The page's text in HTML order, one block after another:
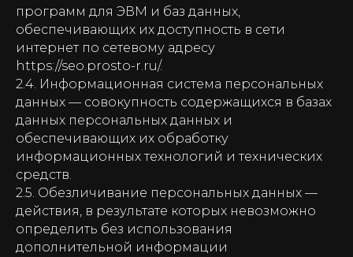
программ для ЭВМ и баз данных,
обеспечивающих их доступность в сети
интернет по сетевому адресу
https://seo.prosto-r.ru/.
2.4. Информационная система персональных
данных — совокупность содержащихся в базах
данных персональных данных и
обеспечивающих их обработку
информационных технологий и технических
средств.
2.5. Обезличивание персональных данных —
действия, в результате которых невозможно
определить без использования
дополнительной информации